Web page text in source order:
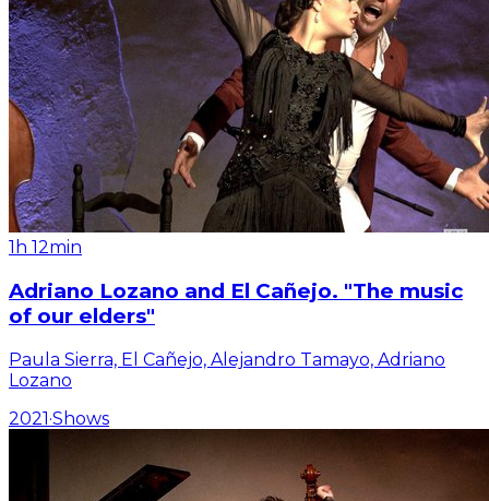
1h 12min
Adriano Lozano and El Cañejo. "The music
of our elders"
Paula Sierra, El Cañejo, Alejandro Tamayo, Adriano
Lozano
2021·Shows